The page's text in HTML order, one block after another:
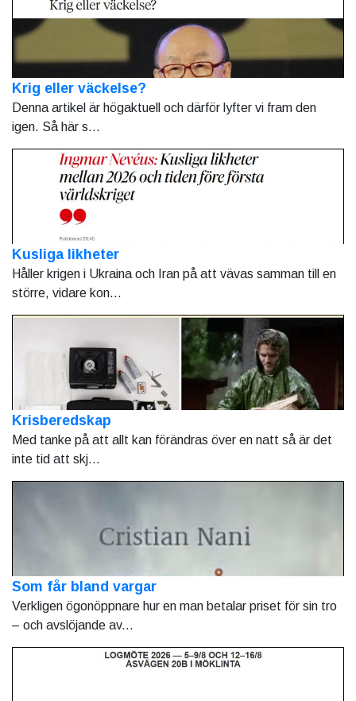
Krig eller väckelse?
Denna artikel är högaktuell och därför lyfter vi fram den
igen. Så här s...
Kusliga likheter
Håller krigen i Ukraina och Iran på att vävas samman till en
större, vidare kon...
Krisberedskap
Med tanke på att allt kan förändras över en natt så är det
inte tid att skj...
Som får bland vargar
Verkligen ögonöppnare hur en man betalar priset för sin tro
– och avslöjande av...